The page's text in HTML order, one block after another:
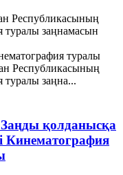
Республикасының
туралы заңнамасын
туралы
Республикасының
туралы заңна...
қолданысқа
Кинематография